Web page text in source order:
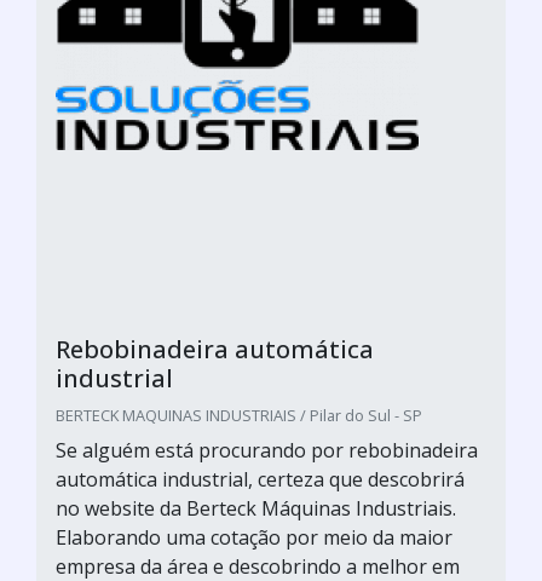
Rebobinadeira automática
industrial
BERTECK MAQUINAS INDUSTRIAIS / Pilar do Sul - SP
Se alguém está procurando por rebobinadeira
automática industrial, certeza que descobrirá
no website da Berteck Máquinas Industriais.
Elaborando uma cotação por meio da maior
empresa da área e descobrindo a melhor em